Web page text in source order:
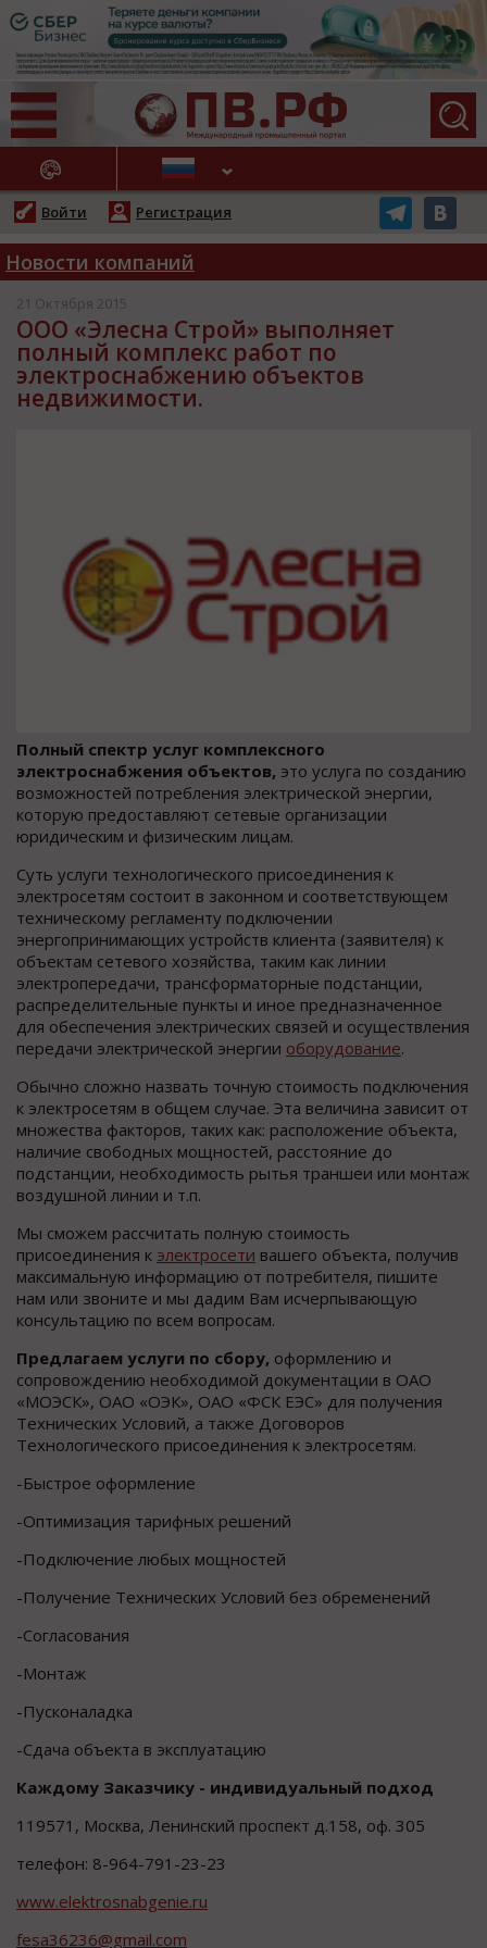
НОВОСТИ
Войти Регистрация
Новости компаний
21 Октября 2015
ООО «Элесна Строй» выполняет
полный комплекс работ по
электроснабжению объектов
недвижимости.
Полный спектр услуг комплексного
электроснабжения объектов, это услуга по созданию
возможностей потребления электрической энергии,
которую предоставляют сетевые организации
юридическим и физическим лицам.
Суть услуги технологического присоединения к
электросетям состоит в законном и соответствующем
техническому регламенту подключении
энергопринимающих устройств клиента (заявителя) к
объектам сетевого хозяйства, таким как линии
электропередачи, трансформаторные подстанции,
распределительные пункты и иное предназначенное
для обеспечения электрических связей и осуществления
передачи электрической энергии оборудование.
Обычно сложно назвать точную стоимость подключения
к электросетям в общем случае. Эта величина зависит от
множества факторов, таких как: расположение объекта,
наличие свободных мощностей, расстояние до
подстанции, необходимость рытья траншеи или монтаж
воздушной линии и т.п.
Мы сможем рассчитать полную стоимость
присоединения к электросети вашего объекта, получив
максимальную информацию от потребителя, пишите
нам или звоните и мы дадим Вам исчерпывающую
консультацию по всем вопросам.
Предлагаем услуги по сбору, оформлению и
сопровождению необходимой документации в ОАО
«МОЭСК», ОАО «ОЭК», ОАО «ФСК ЕЭС» для получения
Технических Условий, а также Договоров
Технологического присоединения к электросетям.
-Быстрое оформление
-Оптимизация тарифных решений
-Подключение любых мощностей
-Получение Технических Условий без обременений
-Согласования
-Монтаж
-Пусконаладка
-Сдача объекта в эксплуатацию
Каждому Заказчику - индивидуальный подход
119571, Москва, Ленинский проспект д.158, оф. 305
телефон: 8-964-791-23-23
www.elektrosnabgenie.ru
fesa36236@gmail.com